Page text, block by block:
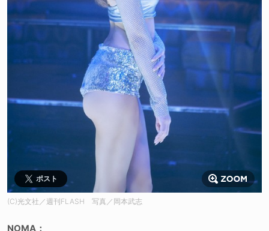
ポスト
(C)光文社／週刊FLASH 写真／岡本武志
NOMA：